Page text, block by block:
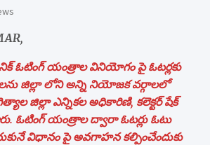
ఓటింగ్ యంత్రాల వినియోగం పై ఓటర్లకు
జిల్లా లోని అన్ని నియోజక వర్గాలలో
జిల్లా ఎన్నికల అధికారిణి, కలెక్టర్ షేక్
ఓటింగ్ యంత్రాల ద్వారా ఓటర్లు ఓటు
విధానం పై అవగాహన కల్పించేందుకు